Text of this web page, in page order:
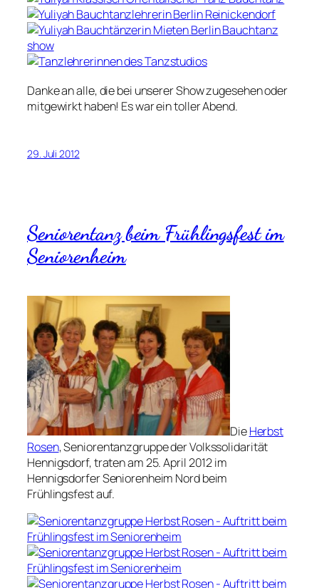
Danke an alle, die bei unserer Show zugesehen oder
mitgewirkt haben! Es war ein toller Abend.
29. Juli 2012
Seniorentanz beim Frühlingsfest im
Seniorenheim
DieHerbst
Rosen, Seniorentanzgruppe der Volkssolidarität
Hennigsdorf, traten am 25. April 2012 im
Hennigsdorfer Seniorenheim Nord beim
Frühlingsfest auf.